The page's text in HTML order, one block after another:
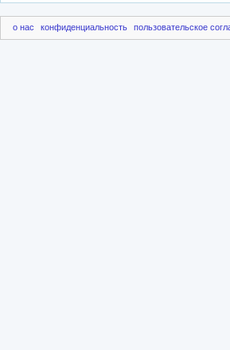
о нас конфиденциальность пользовательское